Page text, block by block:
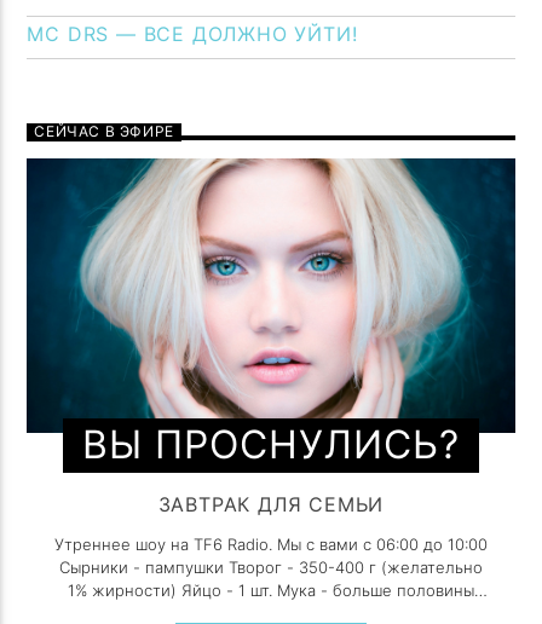
MC DRS — ВСЕ ДОЛЖНО УЙТИ!
СЕЙЧАС В ЭФИРЕ
ВЫ ПРОСНУЛИСЬ?
ЗАВТРАК ДЛЯ СЕМЬИ
Утреннее шоу на TF6 Radio. Мы с вами с 06:00 до 10:00
Сырники - пампушки Творог - 350-400 г (желательно
1% жирности) Яйцо - 1 шт. Мука - больше половины